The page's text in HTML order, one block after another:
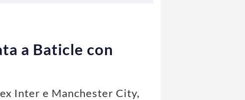
a Baticle con
Inter e Manchester City,